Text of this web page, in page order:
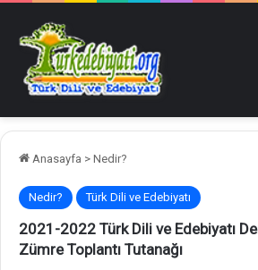
Anasayfa > Nedir?
Nedir? Türk Dili ve Edebiyatı
2021-2022 Türk Dili ve Edebiyatı
Zümre Toplantı Tutanağı